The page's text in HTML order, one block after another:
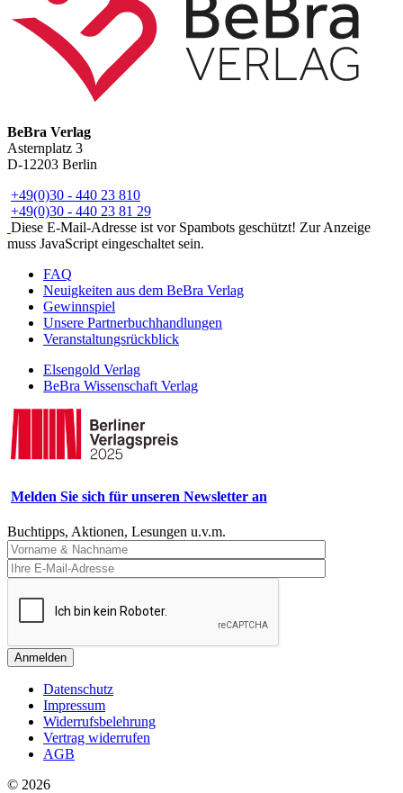
BeBra Verlag
Asternplatz 3
D-12203 Berlin
+49(0)30 - 440 23 810
+49(0)30 - 440 23 81 29
Diese E-Mail-Adresse ist vor Spambots geschützt! Zur Anzeige
muss JavaScript eingeschaltet sein.
FAQ
Neuigkeiten aus dem BeBra Verlag
Gewinnspiel
Unsere Partnerbuchhandlungen
Veranstaltungsrückblick
Elsengold Verlag
BeBra Wissenschaft Verlag
Melden Sie sich für unseren Newsletter an
Buchtipps, Aktionen, Lesungen u.v.m.
Anmelden
Datenschutz
Impressum
Widerrufsbelehrung
Vertrag widerrufen
AGB
© 2026